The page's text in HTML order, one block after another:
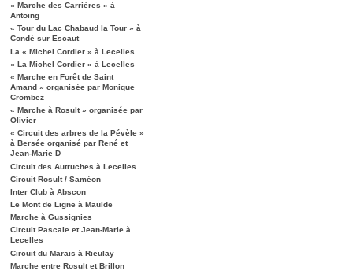
« Marche des Carrières » à
Antoing
« Tour du Lac Chabaud la Tour » à
Condé sur Escaut
La « Michel Cordier » à Lecelles
« La Michel Cordier » à Lecelles
« Marche en Forêt de Saint
Amand » organisée par Monique
Crombez
« Marche à Rosult » organisée par
Olivier
« Circuit des arbres de la Pévèle »
à Bersée organisé par René et
Jean-Marie D
Circuit des Autruches à Lecelles
Circuit Rosult / Saméon
Inter Club à Abscon
Le Mont de Ligne à Maulde
Marche à Gussignies
Circuit Pascale et Jean-Marie à
Lecelles
Circuit du Marais à Rieulay
Marche entre Rosult et Brillon